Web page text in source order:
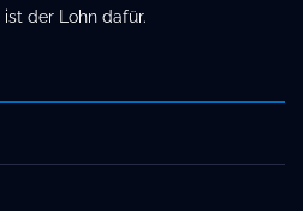
der Lohn dafür.